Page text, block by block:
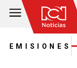
EMISIONES